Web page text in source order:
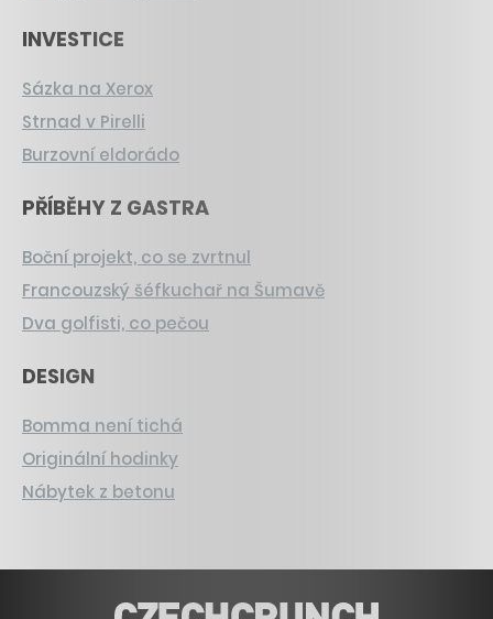
INVESTICE
Sázka na Xerox
Strnad v Pirelli
Burzovní eldorádo
PŘÍBĚHY Z GASTRA
Boční projekt, co se zvrtnul
Francouzský šéfkuchař na Šumavě
Dva golfisti, co pečou
DESIGN
Bomma není tichá
Originální hodinky
Nábytek z betonu